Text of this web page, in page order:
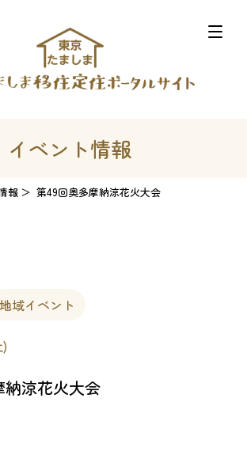
イベント情報
報 第49回奥多摩納涼花火大会
地域イベント
納涼花火大会